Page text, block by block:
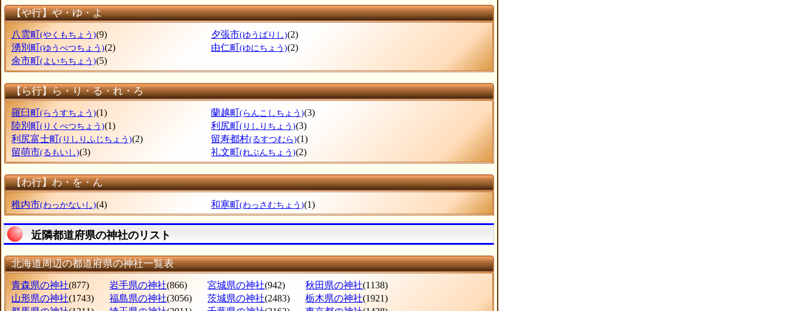
【や行】や・ゆ・よ
八雲町(やくもちょう)(9) 夕張市(ゆうばりし)(2)
湧別町(ゆうべつちょう)(2) 由仁町(ゆにちょう)(2)
余市町(よいちちょう)(5)
【ら行】ら・り・る・れ・ろ
羅臼町(らうすちょう)(1) 蘭越町(らんこしちょう)(3)
陸別町(りくべつちょう)(1) 利尻町(りしりちょう)(3)
利尻富士町(りしりふじちょう)(2) 留寿都村(るすつむら)(1)
留萌市(るもいし)(3) 礼文町(れぶんちょう)(2)
【わ行】わ・を・ん
稚内市(わっかないし)(4) 和寒町(わっさむちょう)(1)
近隣都道府県の神社のリスト
北海道周辺の都道府県の神社一覧表
青森県の神社(877) 岩手県の神社(866) 宮城県の神社(942) 秋田県の神社(1138)
山形県の神社(1743) 福島県の神社(3056) 茨城県の神社(2483) 栃木県の神社(1921)